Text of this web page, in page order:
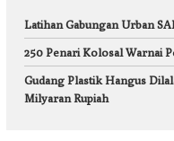
Latihan Gabungan Urban
250 Penari Kolosal Warnai
Gudang Plastik Hangus
Milyaran Rupiah